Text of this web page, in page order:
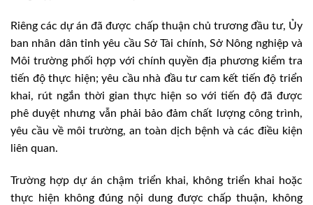
Riêng các dự án đã được chấp thuận chủ trương đầu tư, Ủy
ban nhân dân tỉnh yêu cầu Sở Tài chính, Sở Nông nghiệp và
Môi trường phối hợp với chính quyền địa phương kiểm tra
tiến độ thực hiện; yêu cầu nhà đầu tư cam kết tiến độ triển
khai, rút ngắn thời gian thực hiện so với tiến độ đã được
phê duyệt nhưng vẫn phải bảo đảm chất lượng công trình,
yêu cầu về môi trường, an toàn dịch bệnh và các điều kiện
liên quan.
Trường hợp dự án chậm triển khai, không triển khai hoặc
thực hiện không đúng nội dung được chấp thuận, không